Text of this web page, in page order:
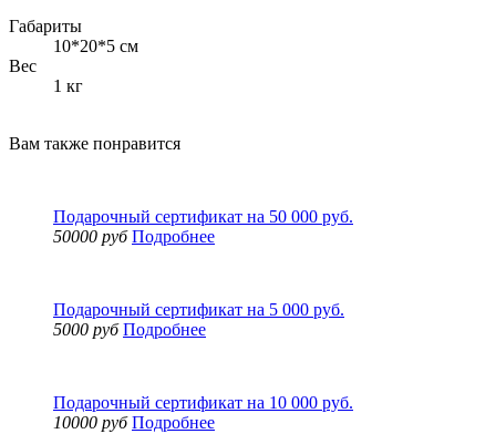
Габариты
10*20*5 см
Вес
1 кг
Вам также понравится
Подарочный сертификат на 50 000 руб.
50000 руб Подробнее
Подарочный сертификат на 5 000 руб.
5000 руб Подробнее
Подарочный сертификат на 10 000 руб.
10000 руб Подробнее